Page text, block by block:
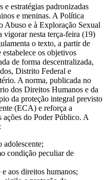
e estratégias padronizadas
e meninas. A Política
Abuso e à Exploração Sexual
vigorar nesta terça-feira (19)
o texto, a partir de
os objetivos
de forma descentralizada,
Distrito Federal e
A norma, publicada no
dos Direitos Humanos e da
da proteção integral previsto
(ECA) e reforça a
ações do Poder Público. A
adolescente;
condição peculiar de
aos direitos humanos;